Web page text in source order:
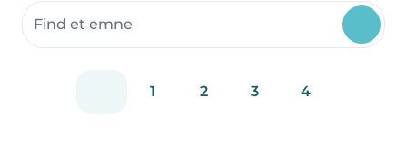
Søg fællesskabsressourcer
1 2 3 4